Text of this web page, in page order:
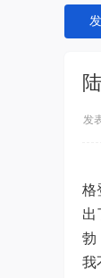
天
下
发
格
出
勃
我